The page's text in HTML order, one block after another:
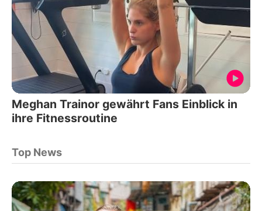
Meghan Trainor gewährt Fans Einblick in
ihre Fitnessroutine
Top News